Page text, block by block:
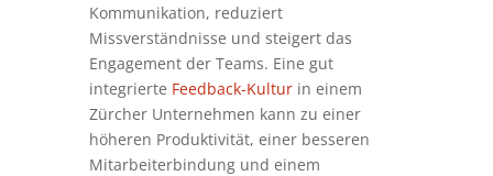
Kommunikation, reduziert
Missverständnisse und steigert das
Engagement der Teams. Eine gut
integrierte Feedback-Kulturin einem
Zürcher Unternehmen kann zu einer
höheren Produktivität, einer besseren
Mitarbeiterbindung und einem